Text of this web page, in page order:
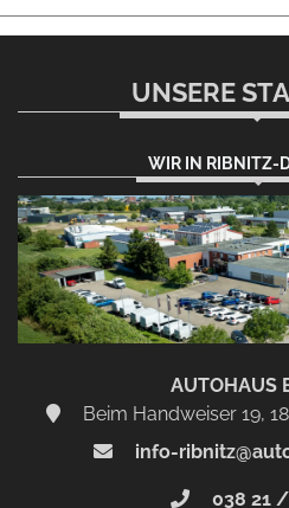
UNSERE
WIR IN RIBNITZ-
AUTOHAUS
Beim Handweiser 19,
info-
038 21